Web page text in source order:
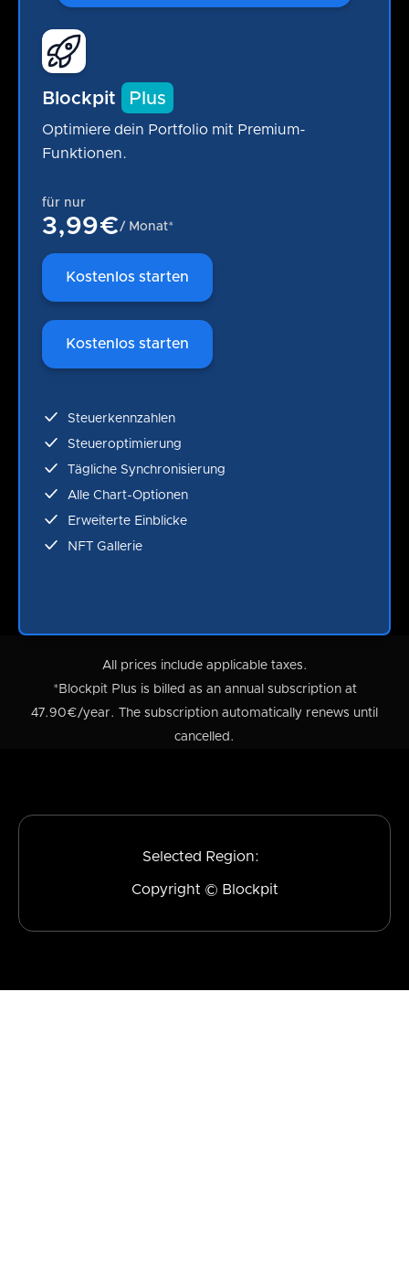
Blockpit Plus
Optimiere dein Portfolio mit Premium-
Funktionen.
für nur
3,99€ / Monat*
Kostenlos starten
Kostenlos starten
Steuerkennzahlen
Steueroptimierung
Tägliche Synchronisierung
Alle Chart-Optionen
Erweiterte Einblicke
NFT Gallerie
All prices include applicable taxes.
*Blockpit Plus is billed as an annual subscription at
47.90€/year. The subscription automatically renews until
cancelled.
Selected Region:
Copyright © Blockpit